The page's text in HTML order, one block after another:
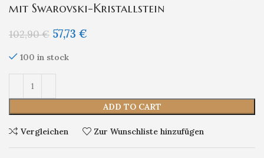
mit Swarovski-Kristallstein
102,90€ 57,73 €
100 in stock
ADD TO CART
Vergleichen Zur Wunschliste hinzufügen